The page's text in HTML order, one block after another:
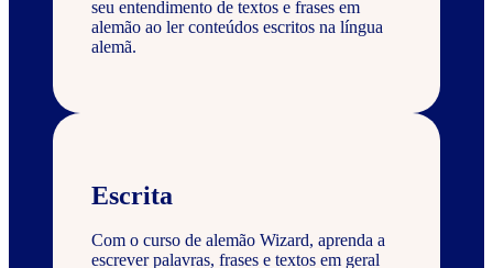
seu entendimento de textos e frases em
alemão ao ler conteúdos escritos na língua
alemã.
Escrita
Com o curso de alemão Wizard, aprenda a
escrever palavras, frases e textos em geral